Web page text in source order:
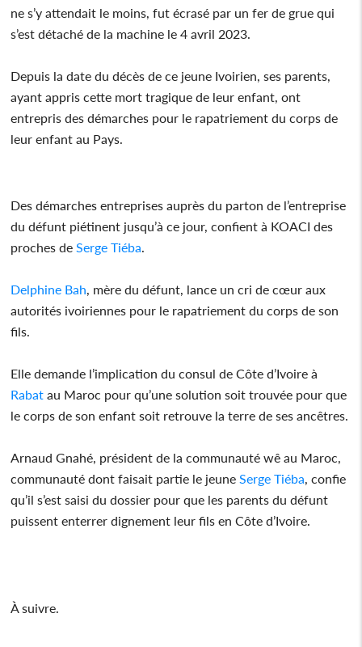
ne s’y attendait le moins, fut écrasé par un fer de grue qui
s’est détaché de la machine le 4 avril 2023.
Depuis la date du décès de ce jeune Ivoirien, ses parents,
ayant appris cette mort tragique de leur enfant, ont
entrepris des démarches pour le rapatriement du corps de
leur enfant au Pays.
Des démarches entreprises auprès du parton de l’entreprise
du défunt piétinent jusqu’à ce jour, confient à KOACI des
proches de Serge Tiéba
Delphine Bah , mère du défunt, lance un cri de cœur aux
autorités ivoiriennes pour le rapatriement du corps de son
fils.
Elle demande l’implication du consul de Côte d’Ivoire à
Rabat au Maroc pour qu’une solution soit trouvée pour que
le corps de son enfant soit retrouve la terre de ses ancêtres.
Arnaud Gnahé, président de la communauté wê au Maroc,
communauté dont faisait partie le jeune Serge Tiéba , confie
qu’il s’est saisi du dossier pour que les parents du défunt
puissent enterrer dignement leur fils en Côte d’Ivoire.
À suivre.